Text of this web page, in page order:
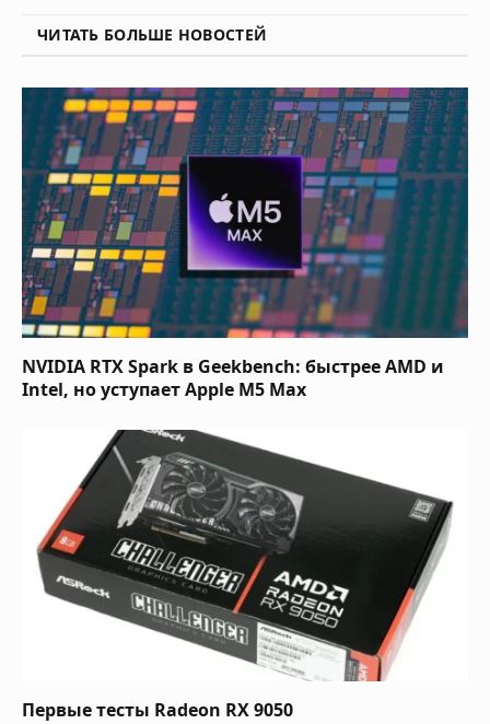
ЧИТАТЬ БОЛЬШЕ НОВОСТЕЙ
NVIDIA RTX Spark в Geekbench: быстрее AMD и
Intel, но уступает Apple M5 Max
Первые тесты Radeon RX 9050